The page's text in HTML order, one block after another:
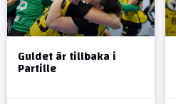
Guldet är tillbaka i
Partille